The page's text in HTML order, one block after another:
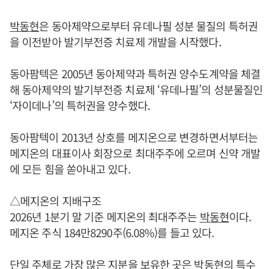
박동현은 동아제약으로부터 유데나필 성분 물질의 특허권
을 이전받아 발기부전증 치료제 개발을 시작했다.
동아팜텍은 2005년 동아제약과 특허권 양수도계약을 체결
해 동아제약의 발기부전증 치료제 ‘유데나필’의 성분물질인
‘자이데나’의 특허권을 양수했다.
동아팜텍이 2013년 상호를 메지온으로 변경하면서부터는
메지온의 대표이사 회장으로 최대주주에 오르며 신약 개발
에 모든 힘을 쏟아내고 있다.
△메지온의 지배구조
2026년 1분기 말 기준 메지온의 최대주주는 박동현이다.
메지온 주식 184만8290주(6.08%)를 들고 있다.
단일 주체로 가장 많은 지분을 보유한 곳은박동현의 특수